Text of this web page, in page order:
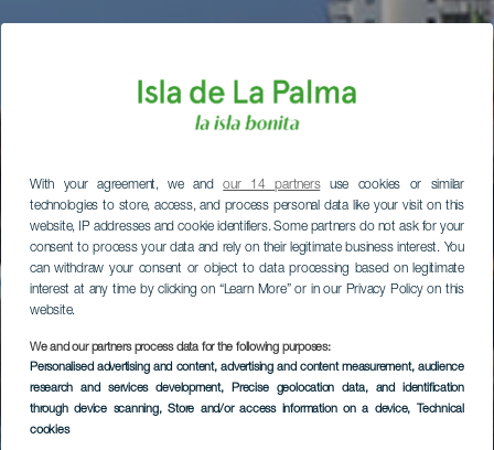
With your agreement, we andour 14 partnersuse cookies or similar
technologies to store, access, and process personal data like your visit on this
website, IP addresses and cookie identifiers. Some partners do not ask for your
consent to process your data and rely on their legitimate business interest. You
can withdraw your consent or object to data processing based on legitimate
interest at any time by clicking on “Learn More” or in our Privacy Policy on this
website.
We and our partners process data for the following purposes:
Personalised advertising and content, advertising and content measurement, audience
research and services development, Precise geolocation data, and identification
through device scanning, Store and/or access information on a device, Technical
cookies